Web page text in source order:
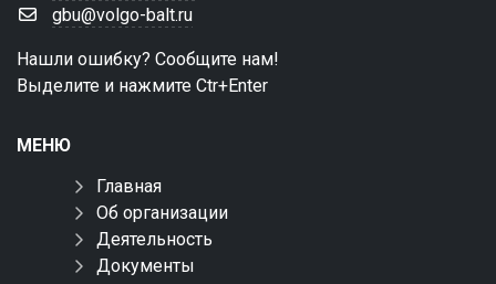
gbu@volgo-balt.ru
Нашли ошибку? Сообщите нам!
Выделите и нажмите Ctr+Enter
МЕНЮ
Главная
Об организации
Деятельность
Документы